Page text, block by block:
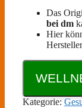
war:
59,83 €
Das
bei dm
Hier
Kategorie: